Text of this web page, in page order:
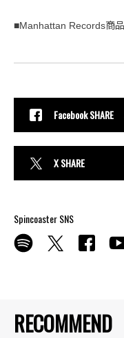
RECOMMEND
■Manhattan Records商品
Facebook SHARE
X SHARE
Spincoaster SNS